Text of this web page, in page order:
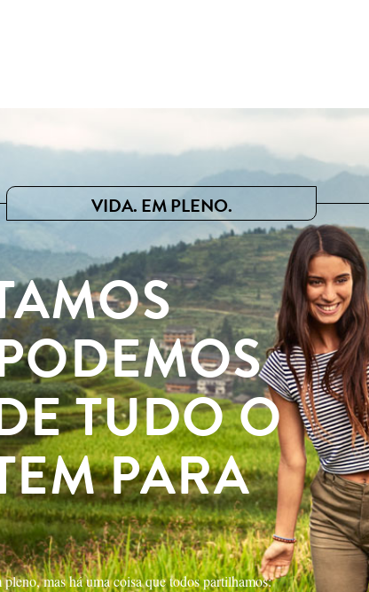
VIDA. EM PLENO.
TUDO O
PARA
mas há uma coisa que todos partilhamos: